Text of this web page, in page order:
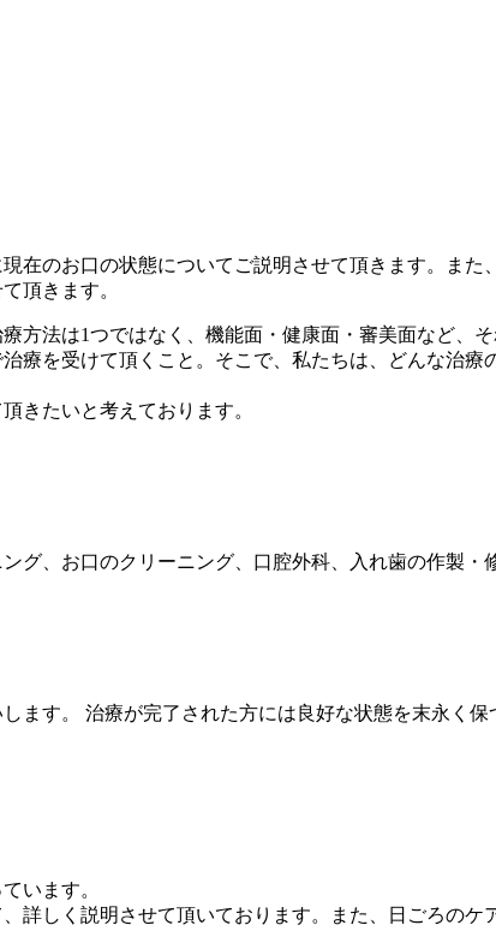
在のお口の状態についてご説明させて頂きます。また
頂きます。
方法は1つではなく、機能面・健康面・審美面など、
療を受けて頂くこと。そこで、私たちは、どんな治療
きたいと考えております。
、お口のクリーニング、口腔外科、入れ歯の作製・
ます。 治療が完了された方には良好な状態を末永く
います。
詳しく説明させて頂いております。また、日ごろのケ